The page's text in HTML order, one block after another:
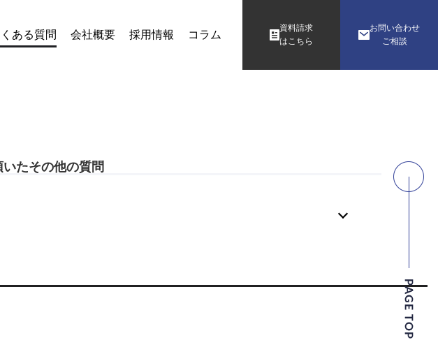
ある質問 会社概要 採用情報 コラム
資料請求
はこちら
お問い合わせ
ご相談
たその他の質問